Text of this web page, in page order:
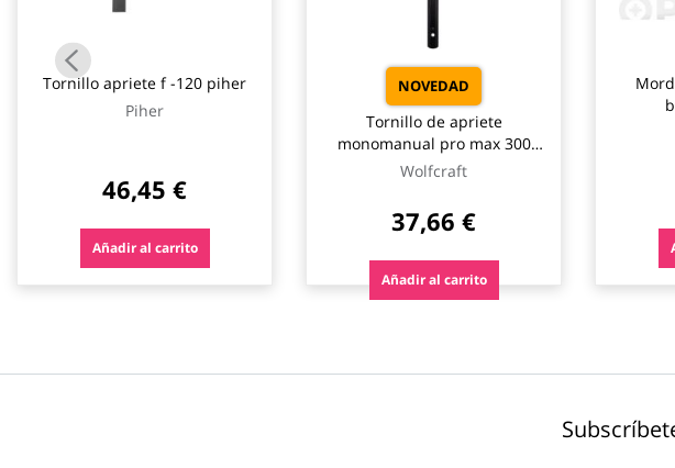
Tornillo apriete f -120 piher
Piher
46,45 €
Añadir al carrito
NOVEDAD
Tornillo de apriete
monomanual pro max 300
mm wolfcraft
Wolfcraft
37,66 €
Añadir al carrito